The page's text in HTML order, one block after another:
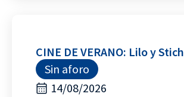
CINE DE VERANO: Lilo y Stich
Sin aforo
14/08/2026